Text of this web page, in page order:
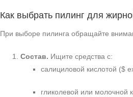
Как выбрать пилинг для
При выборе пилинга обращайте
Состав. Ищите средства с:
салициловой кислотой ($
гликолевой или молочной